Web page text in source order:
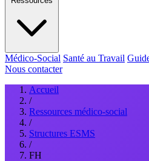
Médico-Social Santé au Travail
Nous contacter
Accueil
/
Ressources médico-social
/
Structures ESMS
/
FH